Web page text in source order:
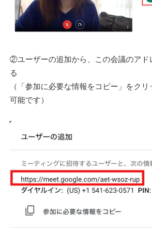
②ユーザーの追加から、この会議のアド
る
（「参加に必要な情報をコピー」をク
可能です）